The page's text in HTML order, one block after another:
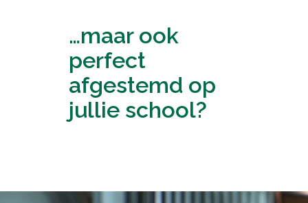
…maar ook
perfect
afgestemd op
jullie school?